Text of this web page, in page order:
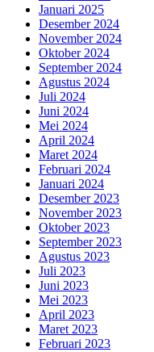
Januari 2025
Desember 2024
November 2024
Oktober 2024
September 2024
Agustus 2024
Juli 2024
Juni 2024
Mei 2024
April 2024
Maret 2024
Februari 2024
Januari 2024
Desember 2023
November 2023
Oktober 2023
September 2023
Agustus 2023
Juli 2023
Juni 2023
Mei 2023
April 2023
Maret 2023
Februari 2023